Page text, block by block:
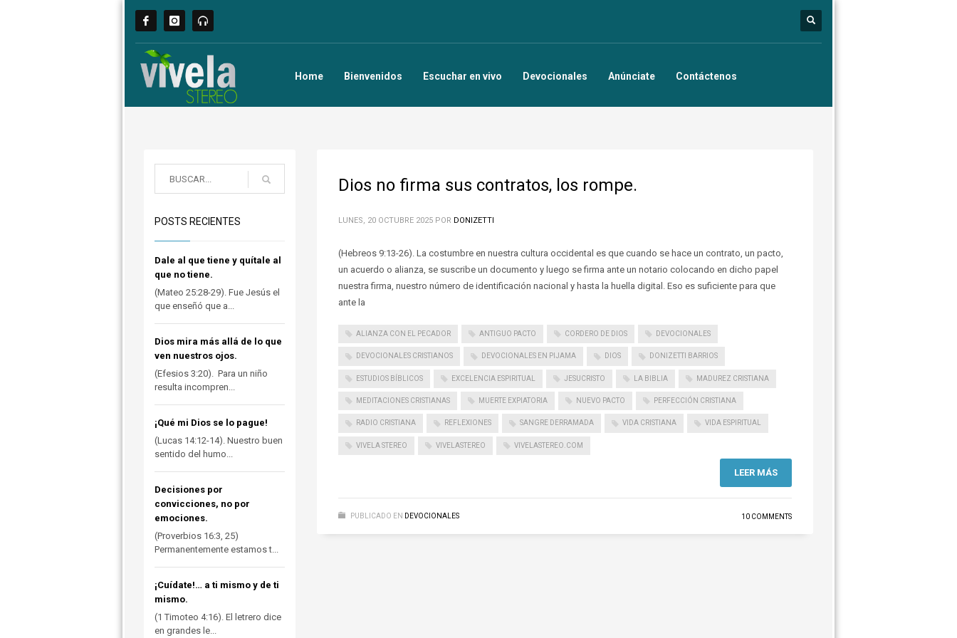
Home Bienvenidos Escuchar en vivo Devocionales Anúnciate Contáctenos
Dios no firma sus contratos, los rompe.
LUNES, 20 OCTUBRE 2025 POR DONIZETTI
(Hebreos 9:13-26). La costumbre en nuestra cultura occidental es que cuando se hace un contrato, un pacto,
un acuerdo o alianza, se suscribe un documento y luego se firma ante un notario colocando en dicho papel
nuestra firma, nuestro número de identificación nacional y hasta la huella digital. Eso es suficiente para que
ante la
ALIANZA CON EL PECADOR ANTIGUO PACTO CORDERO DE DIOS DEVOCIONALES
DEVOCIONALES CRISTIANOS DEVOCIONALES EN PIJAMA DIOS DONIZETTI BARRIOS
ESTUDIOS BÍBLICOS EXCELENCIA ESPIRITUAL JESUCRISTO LA BIBLIA MADUREZ CRISTIANA
MEDITACIONES CRISTIANAS MUERTE EXPIATORIA NUEVO PACTO PERFECCIÓN CRISTIANA
RADIO CRISTIANA REFLEXIONES SANGRE DERRAMADA VIDA CRISTIANA VIDA ESPIRITUAL
VIVELA STEREO VIVELASTEREO VIVELASTEREO.COM
LEER MÁS
PUBLICADO EN DEVOCIONALES 10 COMMENTS
POSTS RECIENTES
Dale al que tiene y quítale al
que no tiene.
(Mateo 25:28-29). Fue Jesús el
que enseñó que a...
Dios mira más allá de lo que
ven nuestros ojos.
(Efesios 3:20). Para un niño
resulta incompren...
¡Qué mi Dios se lo pague!
(Lucas 14:12-14). Nuestro buen
sentido del humo...
Decisiones por
convicciones, no por
emociones.
(Proverbios 16:3, 25)
Permanentemente estamos t...
¡Cuídate!… a ti mismo y de ti
mismo.
(1 Timoteo 4:16). El letrero dice
en grandes le...